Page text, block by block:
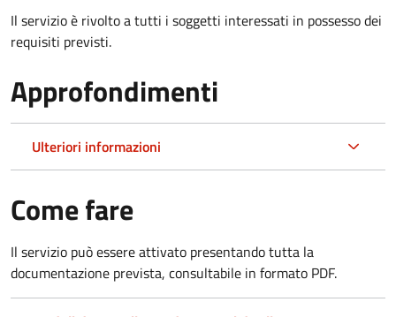
Il servizio è rivolto a tutti i soggetti interessati in possesso dei
requisiti previsti.
Approfondimenti
Ulteriori informazioni
Come fare
Il servizio può essere attivato presentando tutta la
documentazione prevista, consultabile in formato PDF.